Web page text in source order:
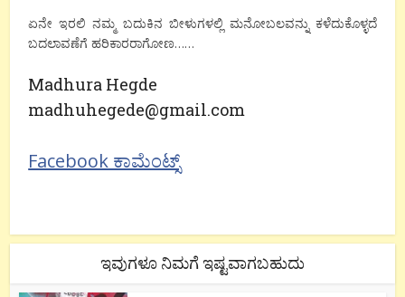
ಏನೇ ಇರಲಿ ನಮ್ಮ ಬದುಕಿನ ಬೀಳುಗಳಲ್ಲಿ ಮನೋಬಲವನ್ನು ಕಳೆದುಕೊಳ್ಳದೆ
ಬದಲಾವಣೆಗೆ ಹರಿಕಾರರಾಗೋಣ……
Madhura Hegde
madhuhegede@gmail.com
Facebook ಕಾಮೆಂಟ್ಸ್
ಇವುಗಳೂ ನಿಮಗೆ ಇಷ್ಟವಾಗಬಹುದು